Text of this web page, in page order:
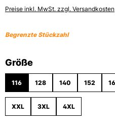
Preise inkl. MwSt. zzgl. Versandkosten
Begrenzte Stückzahl
Größeauswählen
116 128 140 152
XXL 3XL 4XL